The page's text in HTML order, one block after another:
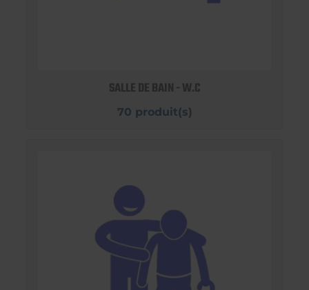
SALLE DE BAIN - W.C
70 produit(s)